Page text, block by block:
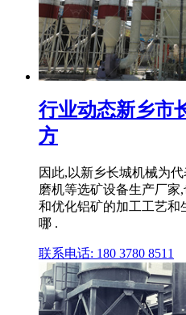
行业动态新乡市
方
因此,以新乡长城机械为
磨机等选矿设备生产厂家
和优化铝矿的加工工艺和
哪 .
联系电话: 180 3780 8511